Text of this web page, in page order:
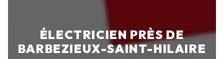
ÉLECTRICIEN PRÈS DE
BARBEZIEUX-SAINT-HILAIRE